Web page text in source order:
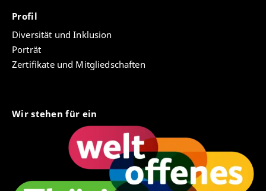
Profil
Diversität und Inklusion
Porträt
Zertifikate und Mitgliedschaften
Wir stehen für ein